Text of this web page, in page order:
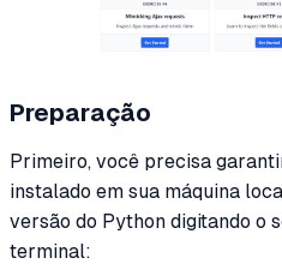
Preparação
Primeiro, você precisa
instalado em sua máquina
versão do Python digitando o
terminal: